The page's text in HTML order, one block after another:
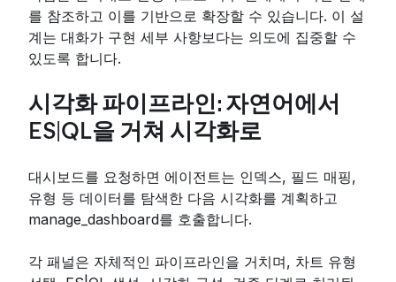
를 참조하고 이를 기반으로 확장할 수 있습니다. 이 설
계는 대화가 구현 세부 사항보다는 의도에 집중할 수
있도록 합니다.
시각화 파이프라인: 자연어에서
ES|QL을 거쳐 시각화로
대시보드를 요청하면 에이전트는 인덱스, 필드 매핑,
유형 등 데이터를 탐색한 다음 시각화를 계획하고
manage_dashboard를 호출합니다.
각 패널은 자체적인 파이프라인을 거치며, 차트 유형